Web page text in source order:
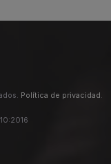
Política de privacidad .